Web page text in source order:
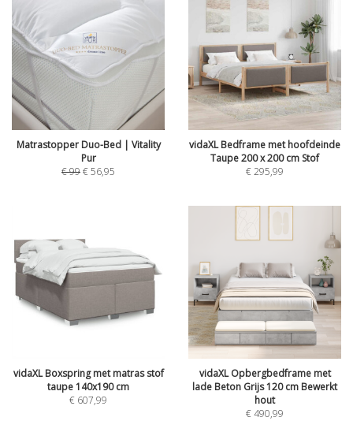
Matrastopper Duo-Bed | Vitality
Pur
€99€56,95
vidaXL Bedframe met hoofdeinde
Taupe 200 x 200 cm Stof
€295,99
vidaXL Boxspring met matras stof
taupe 140x190 cm
€ 607,99
vidaXL Opbergbedframe met
lade Beton Grijs 120 cm Bewerkt
hout
€490,99